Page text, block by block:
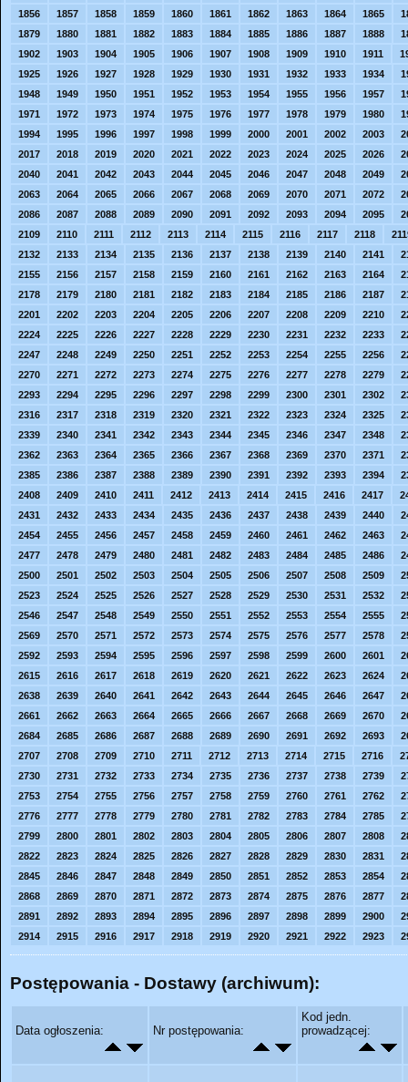
1856
1857 1858 1859 1860 1861 1862 1863 1864 1865
1879
1880 1881 1882 1883 1884 1885 1886 1887 1888
1902
1903 1904 1905 1906 1907 1908 1909 1910 1911
1925
1926 1927 1928 1929 1930 1931 1932 1933 1934
1948
1949 1950 1951 1952 1953 1954 1955 1956 1957
1971
1972 1973 1974 1975 1976 1977 1978 1979 1980
1994
1995 1996 1997 1998 1999 2000 2001 2002 2003
2017
2018 2019 2020 2021 2022 2023 2024 2025 2026
2040
2041 2042 2043 2044 2045 2046 2047 2048 2049
2063
2064 2065 2066 2067 2068 2069 2070 2071 2072
2086
2087 2088 2089 2090 2091 2092 2093 2094 2095
2109
2110 2111 2112 2113 2114 2115 2116 2117 2118
2132
2133 2134 2135 2136 2137 2138 2139 2140 2141
2155
2156 2157 2158 2159 2160 2161 2162 2163 2164
2178
2179 2180 2181 2182 2183 2184 2185 2186 2187
2201
2202 2203 2204 2205 2206 2207 2208 2209 2210
2224
2225 2226 2227 2228 2229 2230 2231 2232 2233
2247
2248 2249 2250 2251 2252 2253 2254 2255 2256
2270
2271 2272 2273 2274 2275 2276 2277 2278 2279
2293
2294 2295 2296 2297 2298 2299 2300 2301 2302
2316
2317 2318 2319 2320 2321 2322 2323 2324 2325
2339
2340 2341 2342 2343 2344 2345 2346 2347 2348
2362
2363 2364 2365 2366 2367 2368 2369 2370 2371
2385
2386 2387 2388 2389 2390 2391 2392 2393 2394
2408
2409 2410 2411 2412 2413 2414 2415 2416 2417
2431
2432 2433 2434 2435 2436 2437 2438 2439 2440
2454
2455 2456 2457 2458 2459 2460 2461 2462 2463
2477
2478 2479 2480 2481 2482 2483 2484 2485 2486
2500
2501 2502 2503 2504 2505 2506 2507 2508 2509
2523
2524 2525 2526 2527 2528 2529 2530 2531 2532
2546
2547 2548 2549 2550 2551 2552 2553 2554 2555
2569
2570 2571 2572 2573 2574 2575 2576 2577 2578
2592
2593 2594 2595 2596 2597 2598 2599 2600 2601
2615
2616 2617 2618 2619 2620 2621 2622 2623 2624
2638
2639 2640 2641 2642 2643 2644 2645 2646 2647
2661
2662 2663 2664 2665 2666 2667 2668 2669 2670
2684
2685 2686 2687 2688 2689 2690 2691 2692 2693
2707
2708 2709 2710 2711 2712 2713 2714 2715 2716
2730
2731 2732 2733 2734 2735 2736 2737 2738 2739
2753
2754 2755 2756 2757 2758 2759 2760 2761 2762
2776
2777 2778 2779 2780 2781 2782 2783 2784 2785
2799
2800 2801 2802 2803 2804 2805 2806 2807 2808
2822
2823 2824 2825 2826 2827 2828 2829 2830 2831
2845
2846 2847 2848 2849 2850 2851 2852 2853 2854
2868
2869 2870 2871 2872 2873 2874 2875 2876 2877
2891
2892 2893 2894 2895 2896 2897 2898 2899 2900
2914
2915 2916 2917 2918 2919 2920 2921 2922 2923
Postępowania - Dostawy (archiwum):
Data ogłoszenia: Nr postępowania:
Kod jedn.
prowadzącej: